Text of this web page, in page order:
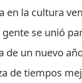
en la cultura
se unió
de un nuevo
de tiempos